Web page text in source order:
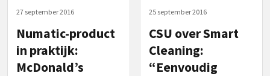
27 september 2016
Numatic-product
in praktijk:
McDonald’s
25 september 2016
CSU over Smart
Cleaning:
“Eenvoudig